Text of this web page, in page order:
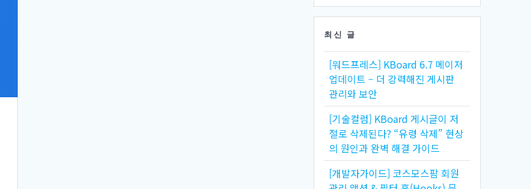
최신 글
[워드프레스] KBoard 6.7 메이저
업데이트 – 더 강력해진 게시판
관리와 보안
[기술컬럼] KBoard 게시글이 저
절로 삭제된다? “유령 삭제” 현상
의 원인과 완벽 해결 가이드
[개발자가이드] 코스모스팜 회원